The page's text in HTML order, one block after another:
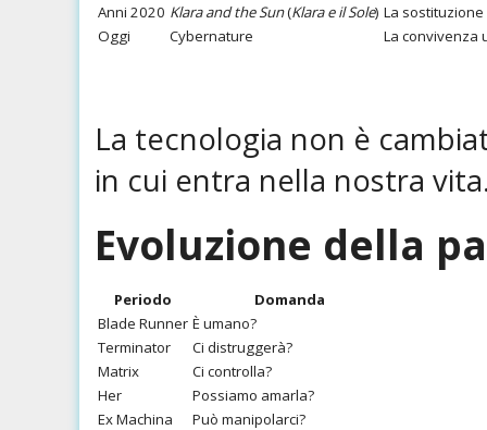
Anni 2020 Klara and the Sun(Klara e il Sole) La
Oggi
Cybernature La convivenza
La tecnologia non è
in cui entra nella nostra
Evoluzione della
Periodo
Domanda
Blade Runner È umano?
Terminator
Ci distruggerà?
Matrix
Ci controlla?
Her
Possiamo amarla?
Ex Machina
Può manipolarci?